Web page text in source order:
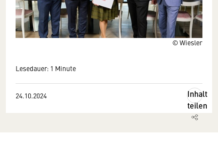
© Wiesler
Lesedauer: 1 Minute
24.10.2024
Inhalt
teilen